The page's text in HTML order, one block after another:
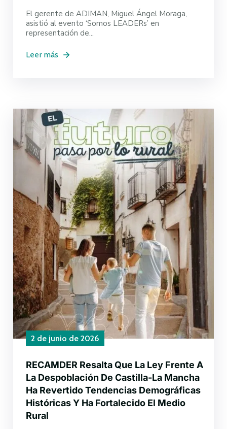
El gerente de ADIMAN, Miguel Ángel Moraga,
asistió al evento ‘Somos LEADERs’ en
representación de...
Leer más
2 de junio de 2026
RECAMDER Resalta Que La Ley Frente A
La Despoblación De Castilla-La Mancha
Ha Revertido Tendencias Demográficas
Históricas Y Ha Fortalecido El Medio
Rural